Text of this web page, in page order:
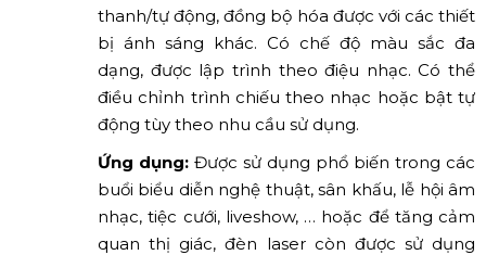
thanh/tự động, đồng bộ hóa được với các thiết
bị ánh sáng khác. Có chế độ màu sắc đa
dạng, được lập trình theo điệu nhạc. Có thể
điều chỉnh trình chiếu theo nhạc hoặc bật tự
động tùy theo nhu cầu sử dụng.
Ứng dụng: Được sử dụng phổ biến trong các
buổi biểu diễn nghệ thuật, sân khấu, lễ hội âm
nhạc, tiệc cưới, liveshow, … hoặc để tăng cảm
quan thị giác, đèn laser còn được sử dụng